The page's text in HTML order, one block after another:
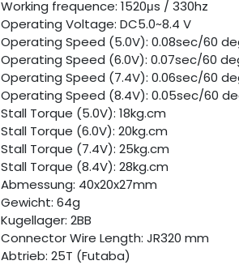
Working frequence: 1520μs / 330hz
Operating Voltage: DC5.0~8.4 V
Operating Speed (5.0V): 0.08sec/60
Operating Speed (6.0V): 0.07sec/60
Operating Speed (7.4V): 0.06sec/60
Operating Speed (8.4V): 0.05sec/60
Stall Torque (5.0V): 18kg.cm
Stall Torque (6.0V): 20kg.cm
Stall Torque (7.4V): 25kg.cm
Stall Torque (8.4V): 28kg.cm
Abmessung: 40x20x27mm
Gewicht: 64g
Kugellager: 2BB
Connector Wire Length: JR320 mm
Abtrieb: 25T (Futaba)